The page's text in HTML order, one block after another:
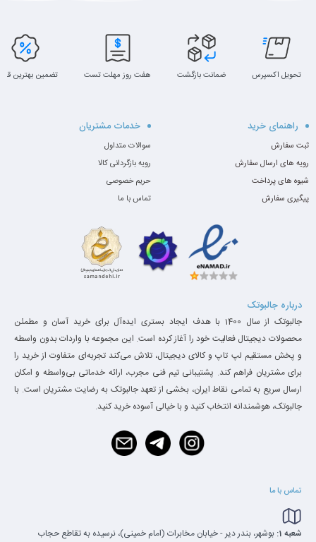
تحویل اکسپرس ضمانت بازگشت هفت روز مهلت تست تضمین بهترین
راهنمای خرید
ثبت سفارش
رویه های ارسال سفارش
شیوه های پرداخت
پیگیری سفارش
خدمات مشتریان
سوالات متداول
رویه بازگردانی کالا
حریم خصوصی
تماس با ما
درباره جالبوتک
جالبوتک از سال 1400 با هدف ایجاد بستری ایده‌آل برای خرید آسان و مطمئن
محصولات دیجیتال فعالیت خود را آغاز کرده است. این مجموعه با واردات بدون واسطه
و پخش مستقیم لپ تاپ و کالای دیجیتال، تلاش می‌کند تجربه‌ای متفاوت از خرید را
برای مشتریان فراهم کند. پشتیبانی تیم فنی مجرب، ارائه خدماتی بی‌واسطه و امکان
ارسال سریع به تمامی نقاط ایران، بخشی از تعهد جالبوتک به رضایت مشتریان است. با
جالبوتک، هوشمندانه انتخاب کنید و با خیالی آسوده خرید کنید.
تماس با ما
شعبه 1:
بوشهر، بندر دیر - خیابان مخابرات (امام خمینی)، نرسیده به تقاطع حجاب